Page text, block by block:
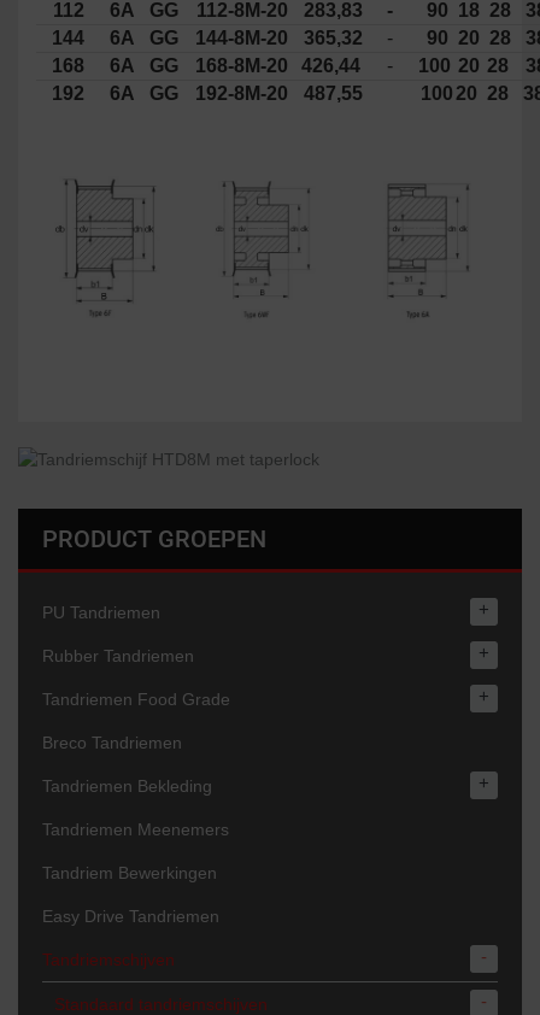
112
6A GG 112-8M-20 283,83 - 90 18 28
144
6A GG 144-8M-20 365,32 - 90 20 28
168
6A GG 168-8M-20 426,44 - 100 20 28
192
6A GG 192-8M-20 487,55 10020 28
PRODUCT GROEPEN
PU Tandriemen +
Rubber Tandriemen +
Tandriemen Food Grade +
Breco Tandriemen
Tandriemen Bekleding +
Tandriemen Meenemers
Tandriem Bewerkingen
Easy Drive Tandriemen
Tandriemschijven -
Standaard tandriemschijven -